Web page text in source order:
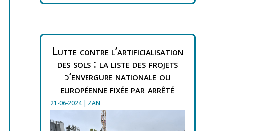
Lutte contre l’artificialisation
des sols : la liste des projets
d’envergure nationale ou
européenne fixée par arrêté
21-06-2024| ZAN